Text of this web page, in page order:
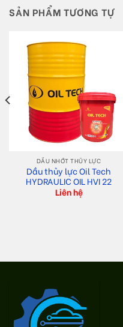
SẢN PHẨM TƯƠNG TỰ
DẦU NHỚT THỦY LỰC
Dầu thủy lực Oil Tech
HYDRAULIC OIL HVI 22
Liên hệ